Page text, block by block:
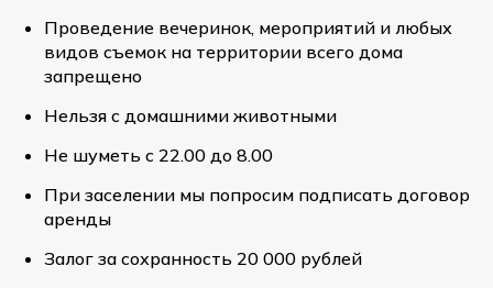
Проведение вечеринок, мероприятий и любых
видов съемок на территории всего дома
запрещено
Нельзя с домашними животными
Не шуметь с 22.00 до 8.00
При заселении мы попросим подписать договор
аренды
Залог за сохранность 20 000 рублей